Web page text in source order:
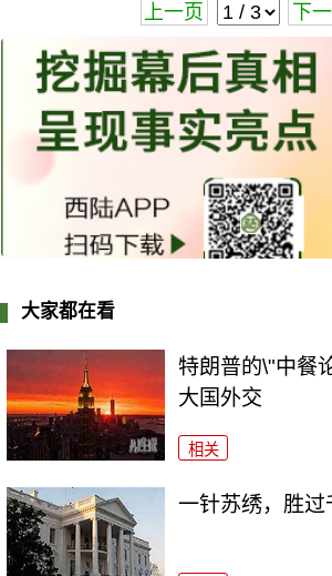
上一页 下
大家都在看
特朗普的\"中餐
大国外交
相关
一针苏绣，胜过